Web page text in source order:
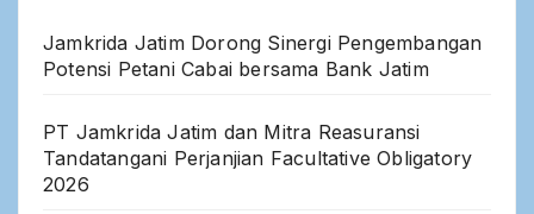
Jamkrida Jatim Dorong Sinergi Pengembangan
Potensi Petani Cabai bersama Bank Jatim
PT Jamkrida Jatim dan Mitra Reasuransi
Tandatangani Perjanjian Facultative Obligatory
2026